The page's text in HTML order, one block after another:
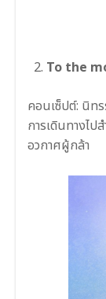
To the
คอนเซ็ปต์: นิท
การเดินทางไ
อวกาศผู้กล้า